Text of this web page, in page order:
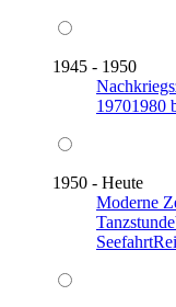
1945 - 1950
19701980
1950 - Heute
Moderne
Tanzstunde
Seefahrt